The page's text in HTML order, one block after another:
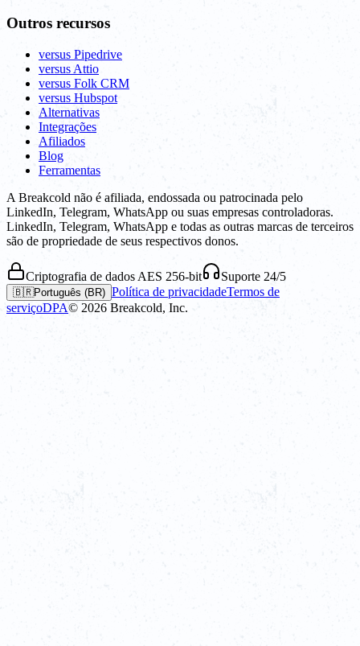
Outros recursos
versus Pipedrive
versus Attio
versus Folk CRM
versus Hubspot
Alternativas
Integrações
Afiliados
Blog
Ferramentas
A Breakcold não é afiliada, endossada ou patrocinada pelo
LinkedIn, Telegram, WhatsApp ou suas empresas controladoras.
LinkedIn, Telegram, WhatsApp e todas as outras marcas de terceiros
são de propriedade de seus respectivos donos.
Criptografia de dados AES 256-bit Suporte 24/5
🇧🇷Português (BR) Política de privacidadeTermos de
serviçoDPA© 2026 Breakcold, Inc.